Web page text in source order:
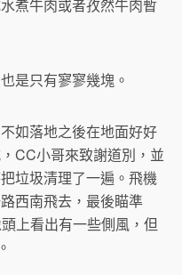
煮牛肉或者孜然牛肉暫
是只有寥寥幾塊。
如落地之後在地面好好
CC小哥來致謝道別，並
垃圾清理了一遍。飛機
西南飛去，最後瞄準
上看出有一些側風，但